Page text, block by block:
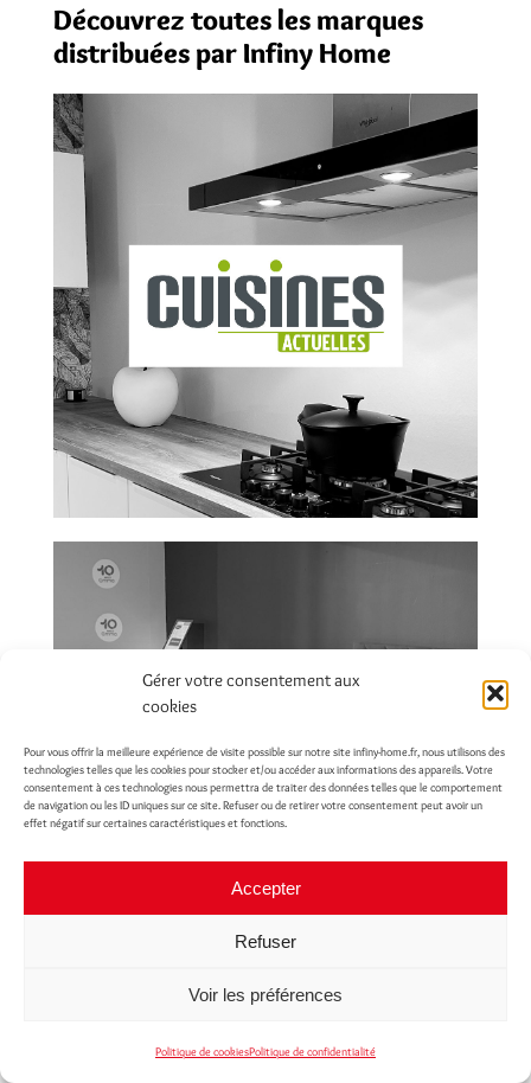
Gérer votre consentement aux
cookies
Pour vous offrir la meilleure expérience de visite possible sur notre site infiny-home.fr, nous utilisons des
technologies telles que les cookies pour stocker et/ou accéder aux informations des appareils. Votre
consentement à ces technologies nous permettra de traiter des données telles que le comportement
de navigation ou les ID uniques sur ce site. Refuser ou de retirer votre consentement peut avoir un
effet négatif sur certaines caractéristiques et fonctions.
Accepter
Refuser
Voir les préférences
Politique de cookiesPolitique de confidentialité
Découvrez toutes les marques
distribuées par Infiny Home